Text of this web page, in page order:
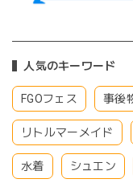
人気のキーワード
FGOフェス 事後
リトルマーメイド
水着 シュエン